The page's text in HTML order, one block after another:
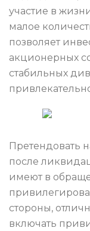
участие в
малое
позволяет
акционерных
стабильных
Претендовать
после
имеют в
стороны,
включать